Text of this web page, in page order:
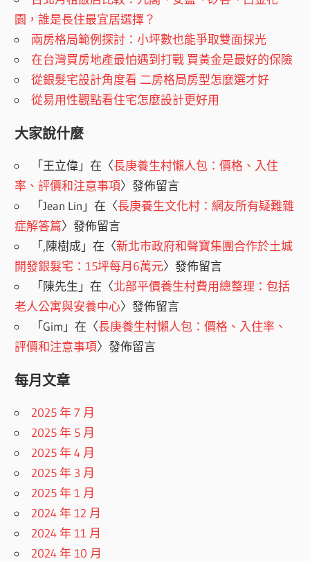
園，誰是長住最宜居選擇？
兩房格局範例探討：小坪數也能爭取雙面採光
在台灣買房地產最怕遇到打戰 買黃金是最好的保險
從銀髮宅設計角度看 二房格局房型怎麼選才好
從易用性觀點看住宅怎麼設計更好用
大家說什麼
「王立偉」在〈長庚養生村懶人包：價格、入住
率、評價和注意事項〉發佈留言
「Jean Lin 」在〈長庚養生文化村：網友所有疑難雜
症解答篇〉發佈留言
「,陳樹成」在〈新北市政府和聲寶集團合作於土城
開發銀髮宅：15坪每月6萬元〉發佈留言
「陳先生 」在〈北部平價養生村費用總整理：包括
老人公寓與安養中心〉發佈留言
「Gim 」在〈長庚養生村懶人包：價格、入住率、
評價和注意事項〉發佈留言
每月文章
2025 年 7 月
2025 年 5 月
2025 年 4 月
2025 年 3 月
2025 年 1 月
2024 年 12 月
2024 年 11 月
2024 年 10 月